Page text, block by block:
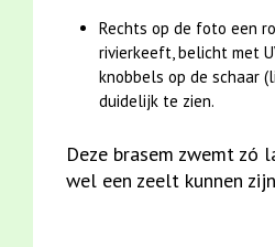
Rechts op de foto een
rivierkeeft, belicht met
knobbels op de schaar
duidelijk te zien.
Deze brasem zwemt zó
wel een zeelt kunnen